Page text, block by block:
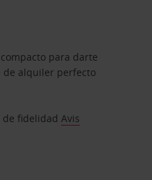
para darte
de alquiler perfecto
de fidelidadAvis